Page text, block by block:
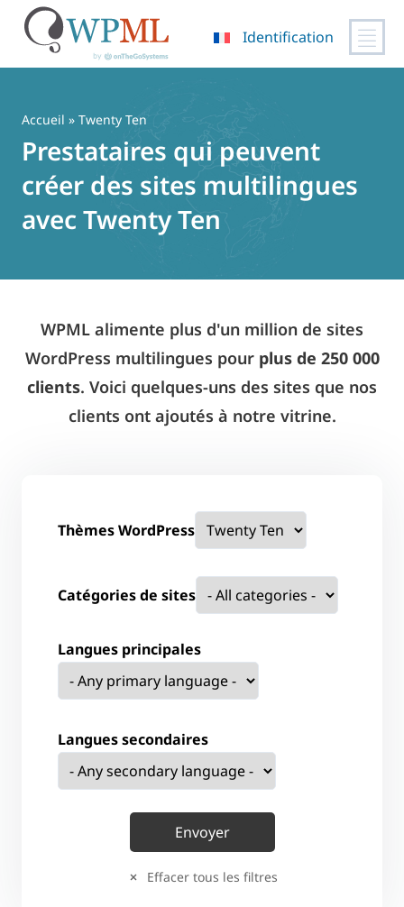
contenu
Identification
Accueil » Twenty Ten
Prestataires qui peuvent
créer des sites multilingues
avec Twenty Ten
WPML alimente plus d'un million de sites
WordPress multilingues pour plus de 250 000
clients. Voici quelques-uns des sites que nos
clients ont ajoutés à notre vitrine.
Thèmes WordPress
Catégories de sites
Langues principales
Langues secondaires
Effacer tous les filtres